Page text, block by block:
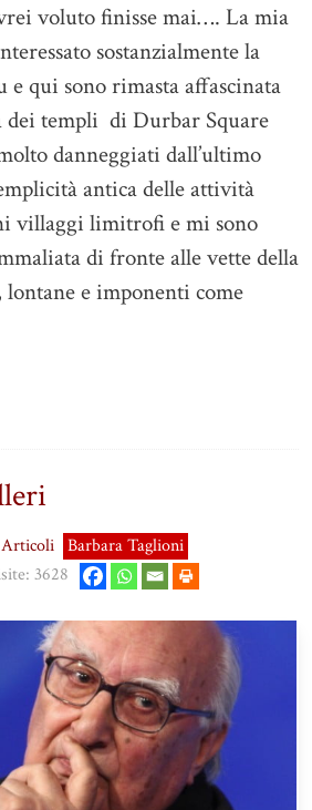
voluto finisse mai…. La mia
sostanzialmente la
qui sono rimasta affascinata
dei templi di Durbar Square
danneggiati dall’ultimo
antica delle attività
villaggi limitrofi e mi sono
di fronte alle vette della
lontane e imponenti come
Articoli Barbara Taglioni
3628